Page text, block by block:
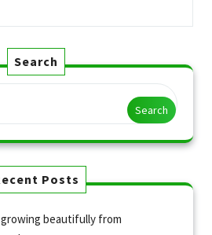
Search
Search
Posts
growing beautifully from